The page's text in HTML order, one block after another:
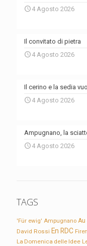
4 Agosto 2026
Il convitato di pietra
4 Agosto 2026
Il cerino e la sedia
4 Agosto 2026
Ampugnano, la
4 Agosto 2026
TAGS
'Für ewig' Ampugnano Au
David Rossi En RDC
La Domenica delle Idee